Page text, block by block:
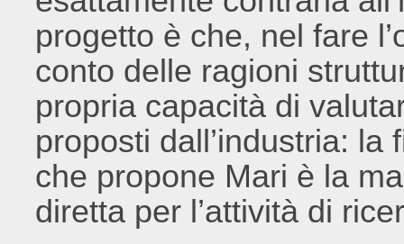
progetto è che, nel fare
conto delle ragioni
propria capacità di
proposti dall’industria: la
che propone Mari è la
diretta per l’attività di